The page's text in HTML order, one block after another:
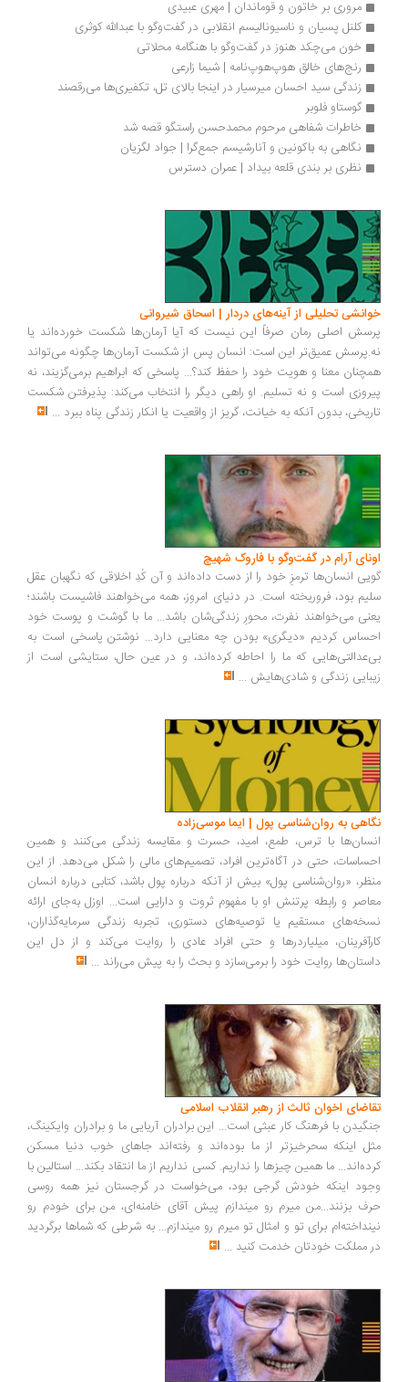
مروری بر خاتون و قوماندان | مهری عبیدی
کلنل پسیان و ناسیونالیسم انقلابی در گفت‌وگو با عبدالله کوثری
خون می‌چکد هنوز در گفت‌وگو با هنگامه محلاتی
رنج‌های خالق هوپ‌هوپ‌نامه | شیما زارعی
زندگی سید احسان میرسیار در اینجا بالای تل، تکفیری‌ها می‌رقصند
گوستاو فلوبر
خاطرات شفاهی مرحوم محمدحسن راستگو قصه شد
نگاهی به باکونین و آنارشیسم جمع‌گرا | جواد لگزیان
نظری بر بندی قلعه بیداد | عمران دسترس
تحلیلی از آینه‌های دردار | اسحاق شیروانی
اصلی رمان صرفاً این نیست که آیا آرمان‌ها شکست خورده‌اند یا
عمیق‌تر این است: انسان پس از شکست آرمان‌ها چگونه می‌تواند
معنا و هویت خود را حفظ کند؟... پاسخی که ابراهیم برمی‌گزیند، نه
است و نه تسلیم. او راهی دیگر را انتخاب می‌کند: پذیرفتن شکست
بدون آنکه به خیانت، گریز از واقعیت یا انکار زندگی پناه ببرد...
آرام در گفت‌وگو با فاروک شهیچ‭
انسان‌ها ترمزِ خود را از دست داده‌اند و آن کُدِ اخلاقی که نگهبان عقل
بود، فروریخته است. در دنیای امروز، همه می‌خواهند فاشیست باشند؛
می‌خواهند نفرت، محورِ زندگی‌شان باشد... ما با گوشت و پوست خود
کردیم «دیگری» بودن چه معنایی دارد... نوشتن پاسخی است به
که ما را احاطه کرده‌اند، و در عین حال، ستایشی است از
زندگی و شادی‌هایش...
به روان‌شناسی پول | ایما موسی‌زاده
با ترس، طمع، امید، حسرت و مقایسه زندگی می‌کنند و همین
حتی در آگاه‌ترین افراد، تصمیم‌های مالی را شکل می‌دهد. از این
«روان‌شناسی پول» بیش از آنکه درباره پول باشد، کتابی درباره انسان
و رابطه پرتنش او با مفهوم ثروت و دارایی است... اوزل به‌جای ارائه
مستقیم یا توصیه‌های دستوری، تجربه زندگی سرمایه‌گذاران،
میلیاردرها و حتی افراد عادی را روایت می‌کند و از دل این
روایت خود را برمی‌سازد و بحث را به پیش می‌راند...
اخوان ثالث از رهبر انقلاب اسلامی
با فرهنگ کار عبثی است... این برادران آریایی ما و برادران وایکینگ،
اینکه سحرخیزتر از ما بوده‌اند و رفته‌اند جاهای خوب دنیا مسکن
ما همین چیزها را نداریم. کسی نداریم از ما انتقاد بکند... استالین با
اینکه خودش گرجی بود، می‌خواست در گرجستان نیز همه روسی
بزنند...من میرم رو میندازم پیش آقای خامنه‌ای، من برای خودم رو
برای تو و امثال تو میرم رو میندازم... به شرطی که شماها برگردید
مملکت خودتان خدمت کنید...